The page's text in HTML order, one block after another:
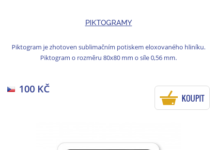
PIKTOGRAMY
Piktogram je zhotoven sublimačním potiskem eloxovaného hliníku.
Piktogram o rozměru 80x80 mm o síle 0,56 mm.
100 KČ
KOUPIT